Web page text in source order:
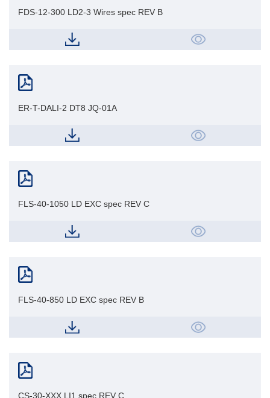
FDS-12-300 LD2-3 Wires spec REV B
ER-T-DALI-2 DT8 JQ-01A
FLS-40-1050 LD EXC spec REV C
FLS-40-850 LD EXC spec REV B
CS-30-XXX LI1 spec REV C